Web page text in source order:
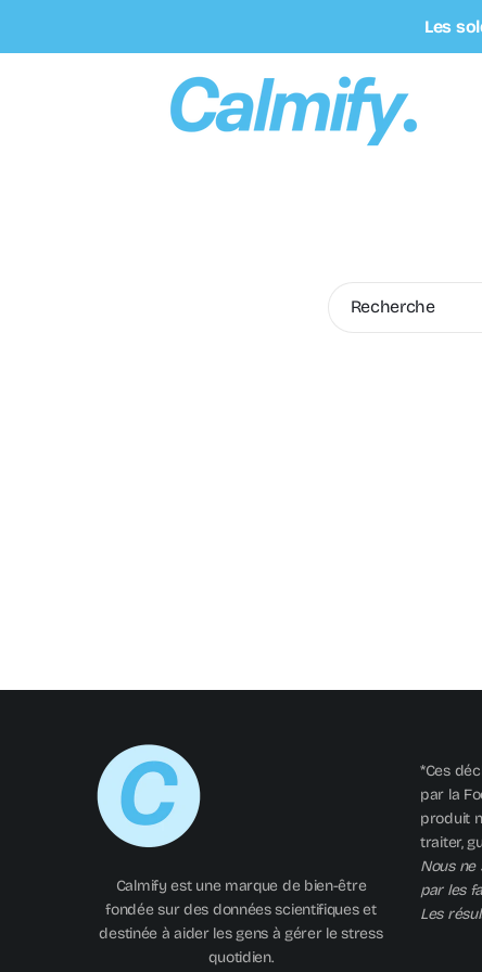
Les
Recherche
Calmify est une marque de bien-être
fondée sur des données scientifiques et
destinée à aider les gens à gérer le stress
quotidien.
*Ces
par la
produit
traiter,
Nous ne
par les
Les